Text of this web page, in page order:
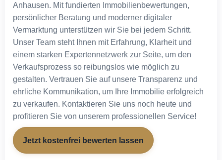
Anhausen. Mit fundierten Immobilienbewertungen,
persönlicher Beratung und moderner digitaler
Vermarktung unterstützen wir Sie bei jedem Schritt.
Unser Team steht Ihnen mit Erfahrung, Klarheit und
einem starken Expertennetzwerk zur Seite, um den
Verkaufsprozess so reibungslos wie möglich zu
gestalten. Vertrauen Sie auf unsere Transparenz und
ehrliche Kommunikation, um Ihre Immobilie erfolgreich
zu verkaufen. Kontaktieren Sie uns noch heute und
profitieren Sie von unserem professionellen Service!
Jetzt kostenfrei bewerten lassen